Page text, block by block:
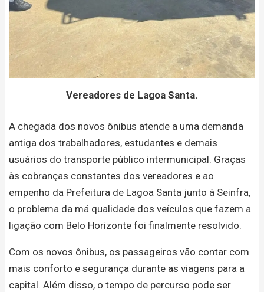
Vereadores de Lagoa Santa.
A chegada dos novos ônibus atende a uma demanda
antiga dos trabalhadores, estudantes e demais
usuários do transporte público intermunicipal. Graças
às cobranças constantes dos vereadores e ao
empenho da Prefeitura de Lagoa Santa junto à Seinfra,
o problema da má qualidade dos veículos que fazem a
ligação com Belo Horizonte foi finalmente resolvido.
Com os novos ônibus, os passageiros vão contar com
mais conforto e segurança durante as viagens para a
capital. Além disso, o tempo de percurso pode ser